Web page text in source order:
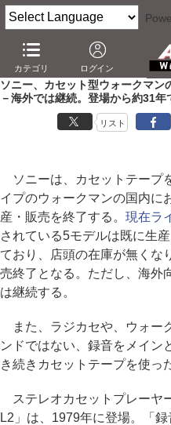
カテゴリ ログイン
AV Watch 製品 ポータブルオ
ソニー、カセット型ウォークマン
－海外では継続。登場から約31年
リスト
ソニーは、カセットテープ
イプのウォークマンの国内に
産・販売を終了する。 現在ラ
されている5モデルは既に生
ており、店頭の在庫が無くな
売終了となる。ただし、海外
は継続する。
また、ラジカセや、ウォー
ンドではない、録音をメイン
き続きカセットテープを使っ
ステレオカセットプレーヤ
L2」は、1979年に登場。「